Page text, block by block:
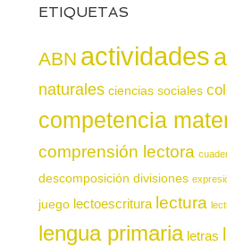
ETIQUETAS
ABN actividades
naturales ciencias sociales
competencia
comprensión lectora
descomposición divisiones
juego lectoescritura lectura
lengua primaria letras